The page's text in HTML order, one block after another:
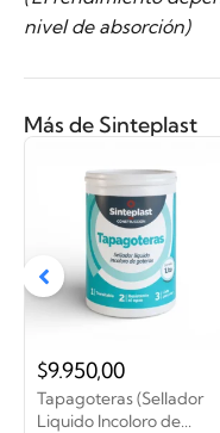
nivel de absorción)
Más de Sinteplast
Tapagoteras (Sellador
Liquido Incoloro de...
$9.950,00